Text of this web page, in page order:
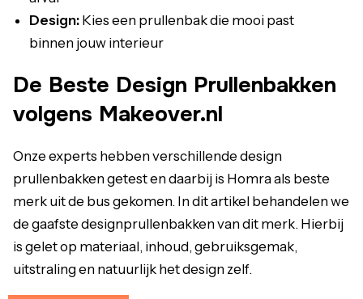
Design: Kies een prullenbak die mooi past
binnen jouw interieur
De Beste Design Prullenbakken
volgens Makeover.nl
Onze experts hebben verschillende design
prullenbakken getest en daarbij is Homra als beste
merk uit de bus gekomen. In dit artikel behandelen we
de gaafste designprullenbakken van dit merk. Hierbij
is gelet op materiaal, inhoud, gebruiksgemak,
uitstraling en natuurlijk het design zelf.